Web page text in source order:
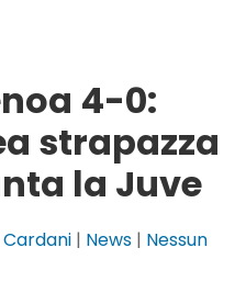
4-0:
strapazza
la Juve
| News | Nessun